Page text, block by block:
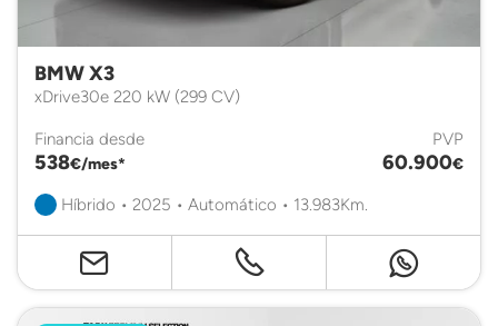
BMW X3
xDrive30e 220 kW (299 CV)
Financia desde
538€/mes*
PVP
60.900€
Híbrido • 2025 • Automático • 13.983Km.